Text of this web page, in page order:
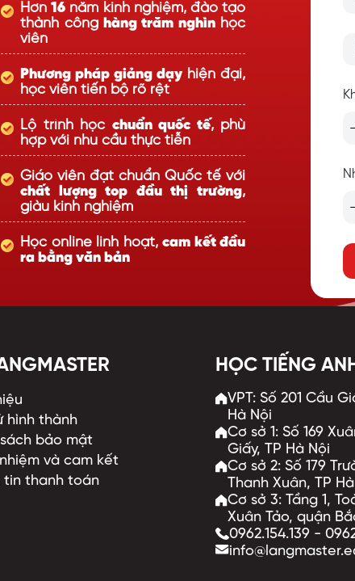
Hơn16 năm kinh nghiệm, đào tạo
thành công hàng trăm nghìnhọc
viên
Phương pháp giảng dạy hiện đại,
học viên tiến bộ rõ rệt
Lộ trình học chuẩn quốc tế, phù
hợp với nhu cầu thực tiễn
Giáo viên đạt chuẩn Quốc tế với
chất lượng top đầu thị trường,
giàu kinh nghiệm
Học online linh hoạt,cam kết đầu
ra bằng văn bản
hình thành
bảo mật
và cam kết
tin thanh toán
HỌC TIẾNG
VPT: Số 201 Cầu
Hà Nội
Cơ sở 1: Số 169
Giấy, TP Hà Nội
Cơ sở 2: Số 179
Thanh Xuân, TP
Cơ sở 3: Tầng 1,
Xuân Tảo, quận
0962.154.139 -